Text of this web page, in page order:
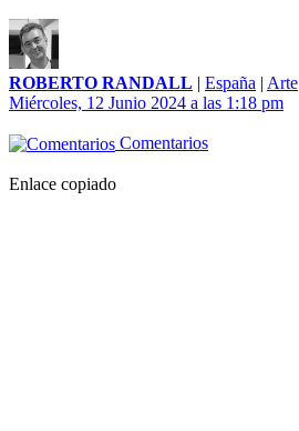
ROBERTO RANDALL | España | Arte
Miércoles, 12 Junio 2024 a las 1:18 pm
Comentarios
Enlace copiado